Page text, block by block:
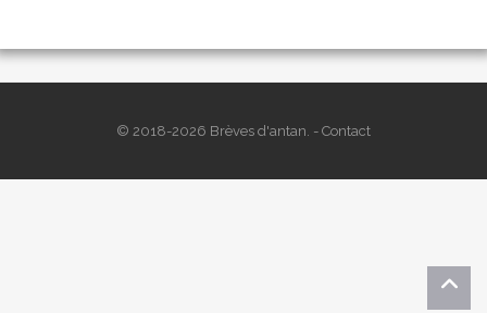
© 2018-2026 Brèves d'antan. - Contact